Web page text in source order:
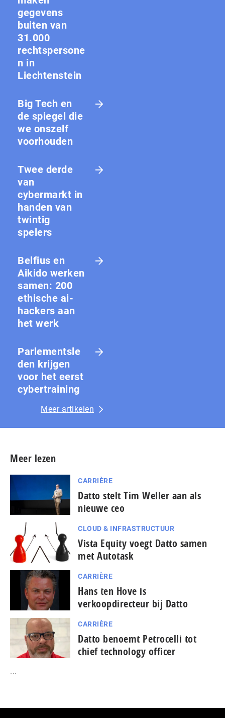
gegevens
buiten van
31.000
rechtspersone
n in
Liechtenstein
Big Tech en
de spiegel die
we onszelf
voorhouden
Twee derde
van
cybermarkt in
handen van
twintig
spelers
Belfius en
Aikido werken
samen: 200
ethische ai-
hackers aan
het werk
Parlementsle
den krijgen
voor het eerst
cybertraining
Meer artikelen
Meer lezen
CARRIÈRE
Datto stelt Tim Weller aan als
nieuwe ceo
CLOUD & INFRASTRUCTUUR
Vista Equity voegt Datto samen
met Autotask
CARRIÈRE
Hans ten Hove is
verkoopdirecteur bij Datto
CARRIÈRE
Datto benoemt Petrocelli tot
chief technology officer
...